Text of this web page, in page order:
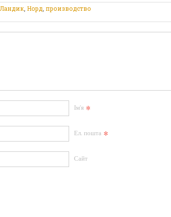
Ландик Норд производство
Ім'я *
Ел. пошта *
Сайт